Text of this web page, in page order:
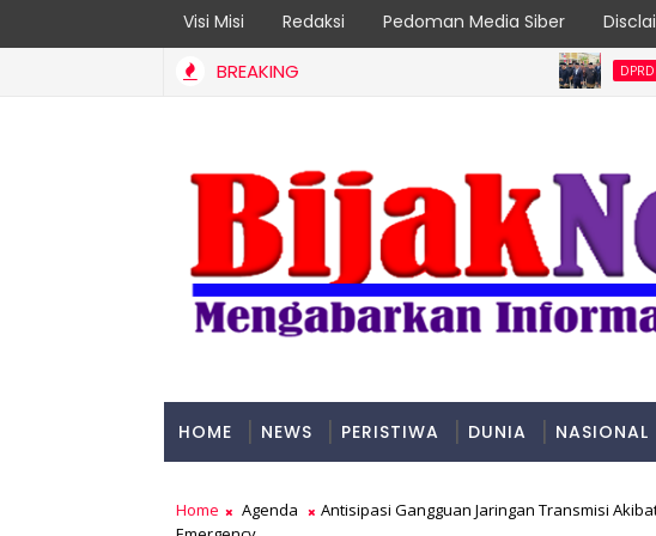
Visi Misi Redaksi Pedoman Media Siber
BREAKING DPRD SUMBAR
HOME NEWS PERISTIWA DUNIA NASIONAL
Home Agenda
Antisipasi Gangguan Jaringan Transmisi